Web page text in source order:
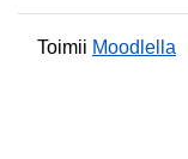
Toimii Moodlella